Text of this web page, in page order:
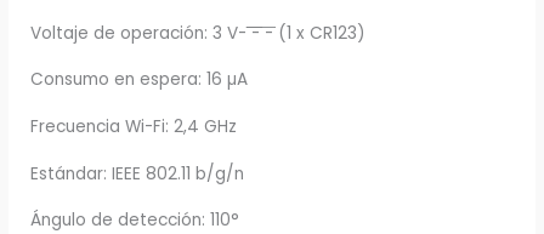
Voltaje de operación: 3 V- ͞͞͞- ͞- (1 x CR123)
Consumo en espera: 16 µA
Frecuencia Wi-Fi: 2,4 GHz
Estándar: IEEE 802.11 b/g/n
Ángulo de detección: 110°